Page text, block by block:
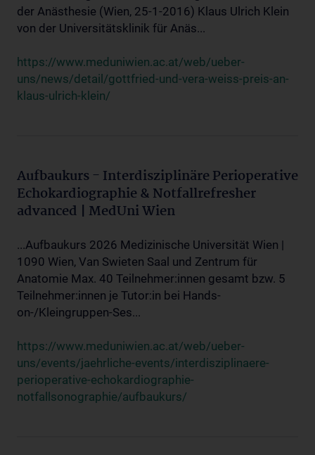
der Anästhesie (Wien, 25-1-2016) Klaus Ulrich Klein
von der Universitätsklinik für Anäs...
https://www.meduniwien.ac.at/web/ueber-
uns/news/detail/gottfried-und-vera-weiss-preis-an-
klaus-ulrich-klein/
Aufbaukurs - Interdisziplinäre Perioperative
Echokardiographie & Notfallrefresher
advanced | MedUni Wien
...Aufbaukurs 2026 Medizinische Universität Wien |
1090 Wien, Van Swieten Saal und Zentrum für
Anatomie Max. 40 Teilnehmer:innen gesamt bzw. 5
Teilnehmer:innen je Tutor:in bei Hands-
on-/Kleingruppen-Ses...
https://www.meduniwien.ac.at/web/ueber-
uns/events/jaehrliche-events/interdisziplinaere-
perioperative-echokardiographie-
notfallsonographie/aufbaukurs/